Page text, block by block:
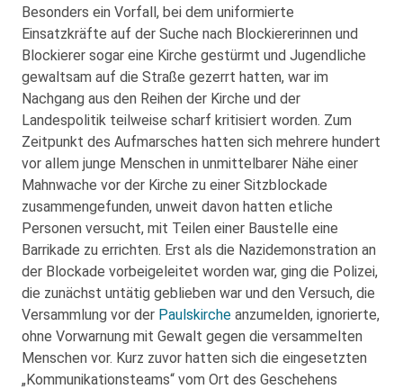
Besonders ein Vorfall, bei dem uniformierte
Einsatzkräfte auf der Suche nach Blockiererinnen und
Blockierer sogar eine Kirche gestürmt und Jugendliche
gewaltsam auf die Straße gezerrt hatten, war im
Nachgang aus den Reihen der Kirche und der
Landespolitik teilweise scharf kritisiert worden. Zum
Zeitpunkt des Aufmarsches hatten sich mehrere hundert
vor allem junge Menschen in unmittelbarer Nähe einer
Mahnwache vor der Kirche zu einer Sitzblockade
zusammengefunden, unweit davon hatten etliche
Personen versucht, mit Teilen einer Baustelle eine
Barrikade zu errichten. Erst als die Nazidemonstration an
der Blockade vorbeigeleitet worden war, ging die Polizei,
die zunächst untätig geblieben war und den Versuch, die
Versammlung vor der Paulskirche anzumelden, ignorierte,
ohne Vorwarnung mit Gewalt gegen die versammelten
Menschen vor. Kurz zuvor hatten sich die eingesetzten
„Kommunikationsteams“ vom Ort des Geschehens